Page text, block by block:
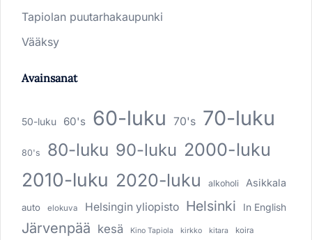
Tapiolan puutarhakaupunki
Vääksy
Avainsanat
50-luku 60's 60-luku 70's 70-luku
80's 80-luku 90-luku 2000-luku
2010-luku 2020-luku alkoholi Asikkala
auto elokuva Helsingin yliopisto Helsinki In English
Järvenpää kesä Kino Tapiola kirkko kitara koira